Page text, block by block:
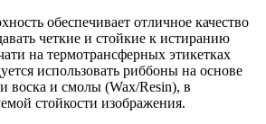
обеспечивает отличное качество
четкие и стойкие к истиранию
на термотрансферных этикетках
использовать риббоны на основе
воска и смолы (Wax/Resin), в
стойкости изображения.